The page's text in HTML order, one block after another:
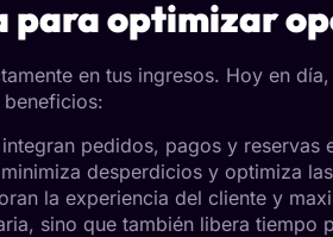
para optimizar
en tus ingresos. Hoy en
pedidos, pagos y reservas
desperdicios y optimiza
la experiencia del cliente y
sino que también libera tiempo